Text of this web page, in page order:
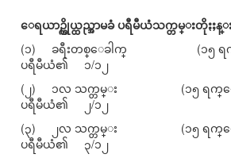
ေရယာဥ္ကိုယ္ထည္အာမခံ ပရီမီယံသက္တမ္းတိုႏႈန္
(၁) ခရီးတစ္ေခါက္ (၁၅ ရက္
ပရီမီယံ၏ ၁/၁၂
(၂) ၁လ သက္တမ္း (၁၅ ရက္ေ
ပရီမီယံ၏ ၂/၁၂
(၃) ၂လ သက္တမ္း (၁၅ ရက္ေ
ပရီမီယံ၏ ၃/၁၂